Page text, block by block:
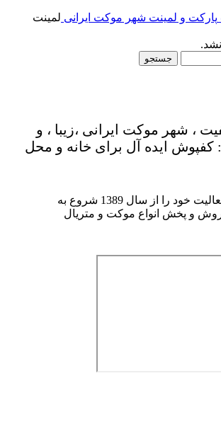
پارکت و لمینت شهر موکت ایرانی لمینت
جستجو
، شهر موکت ایرانی ،زیبا ، و
ایده آل برای خانه و محل
شهر موکت ایرانی فعالیت خود را از سال 1389 شروع به
و پخش انواع موکت و متریال